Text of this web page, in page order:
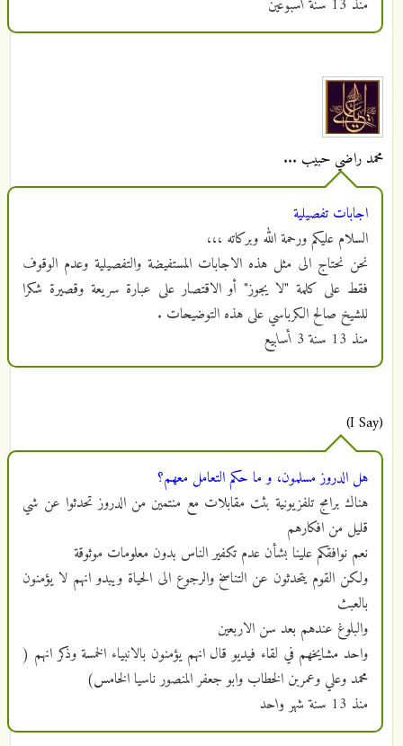
منذ 13 سنة أسبوعين
محمد راضي حبيب ...
اجابات تفصيلية
السلام عليكم ورحمة الله وبركاته ،،،
نحن نحتاج الى مثل هذه الاجابات المستفيضة والتفصيلية وعدم الوقوف
فقط على كلمة "لا يجوز" أو الاقتصار على عبارة سريعة وقصيرة شكرا
للشيخ صالح الكرباسي على هذه التوضيحات .
منذ 13 سنة 3 أسابيع
(I Say)
هل الدروز مسلمون، و ما حكم التعامل معهم؟
هناك برامج تلفزيونية بثت مقابلات مع منتمين من الدروز تحدثوا عن شي
قليل من افكارهم
نعم نوافقكم علينا بشأن عدم تكفير الناس بدون معلومات موثوقة
ولكن القوم يتحدثون عن التناسخ والرجوع الى الحياة ويبدو انهم لا يؤمنون
بالعبث
والبلوغ عندهم بعد سن الاربعين
واحد مشايخهم في لقاء فيديو قال انهم يؤمنون بالانبياء الخمسة وذكر انهم (
محمد وعلي وعمربن الخطاب وابو جعفر المنصور ناسيا الخامس)
منذ 13 سنة شهر واحد